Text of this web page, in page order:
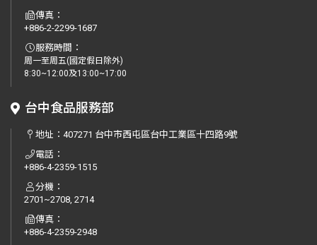
傳真：
+886-2-2299-1687
服務時間：
周一至周五(國定假日除外)
8:30~12:00及13:00~17:00
台中食品服務部
地址：407271 台中市西屯區台中工業區十四路9號
電話：
+886-4-2359-1515
分機：
2701~2708, 2714
傳真：
+886-4-2359-2948